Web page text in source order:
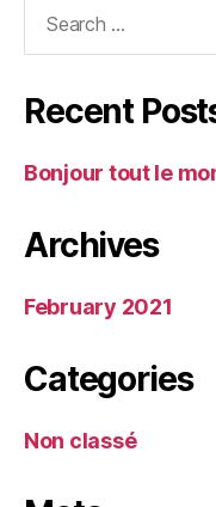
Recent
Bonjour tout le
Archives
February 2021
Categories
Non classé